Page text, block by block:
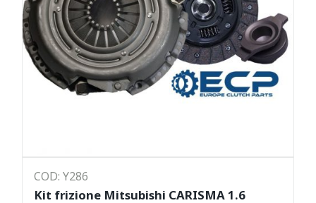
COD: Y286
Kit frizione Mitsubishi CARISMA 1.6